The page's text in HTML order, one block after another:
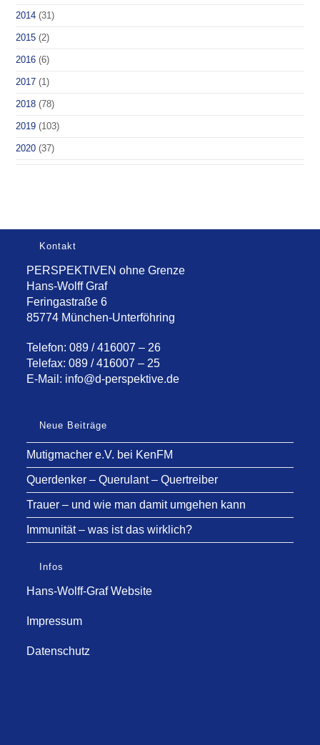
2014 (31)
2015 (2)
2016 (6)
2017 (1)
2018 (78)
2019 (103)
2020 (37)
Kontakt
PERSPEKTIVEN ohne Grenze
Hans-Wolff Graf
Feringastraße 6
85774 München-Unterföhring
Telefon: 089 / 416007 – 26
Telefax: 089 / 416007 – 25
E-Mail: info@d-perspektive.de
Neue Beiträge
Mutigmacher e.V. bei KenFM
Querdenker – Querulant – Quertreiber
Trauer – und wie man damit umgehen kann
Immunität – was ist das wirklich?
Infos
Hans-Wolff-Graf Website
Impressum
Datenschutz